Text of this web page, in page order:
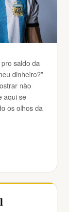
saldo da
dinheiro?”
não
aqui se
os olhos da